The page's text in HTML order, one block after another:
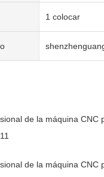
1 colocar